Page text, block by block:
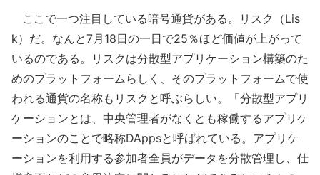
ここで一つ注目している暗号通貨がある。リスク（Lis
k）だ。なんと7月18日の一日で25％ほど価値が上がって
いるのである。リスクは分散型アプリケーション構築のた
めのプラットフォームらしく、そのプラットフォームで使
われる通貨の名称もリスクと呼ぶらしい。「分散型アプリ
ケーションとは、中央管理者がなくとも稼働するアプリケ
ーションのことで略称DAppsと呼ばれている。アプリケ
ーションを利用する参加者全員がデータを分散管理し、仕